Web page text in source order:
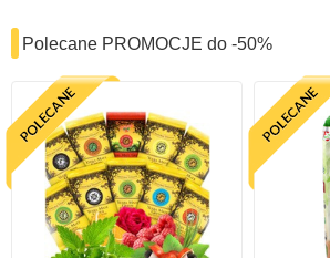
Polecane PROMOCJE do -50%